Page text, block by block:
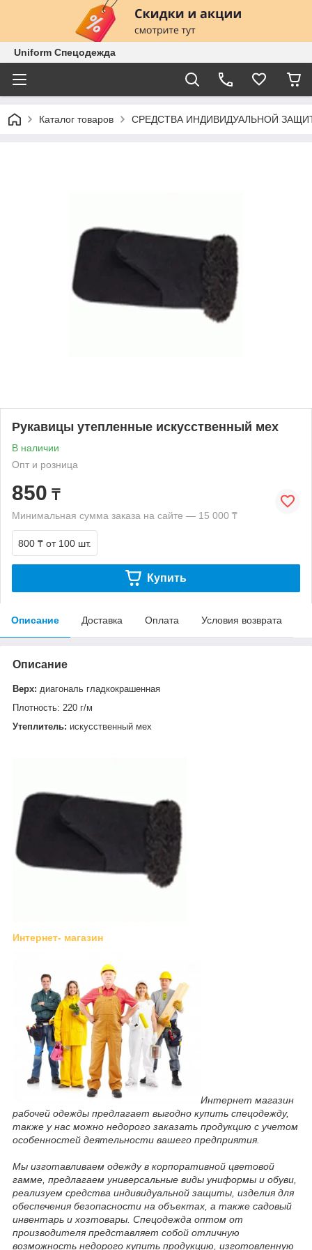
Uniform Спецодежда
Каталог товаров СРЕДСТВА ИНДИВИДУАЛЬНОЙ
Рукавицы утепленные искусственный мех
В наличии
Опт и розница
850 ₸
Минимальная сумма заказа на сайте — 15 000 ₸
800 ₸ от 100 шт.
Купить
Описание Доставка Оплата Условия возврата
Описание
Верх: диагональ гладкокрашенная
Плотность: 220 г/м
Утеплитель: искусственный мех
Интернет- магазин
Интернет магазин
рабочей одежды предлагает выгодно купить спецодежду,
также у нас можно недорого заказать продукцию с учетом
особенностей деятельности вашего предприятия.
Мы изготавливаем одежду в корпоративной цветовой
гамме, предлагаем универсальные виды униформы и обуви,
реализуем средства индивидуальной защиты, изделия для
обеспечения безопасности на объектах, а также садовый
инвентарь и хозтовары. Спецодежда оптом от
производителя представляет собой отличную
возможность недорого купить продукцию, изготовленную